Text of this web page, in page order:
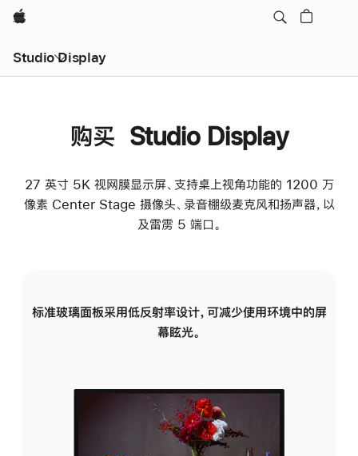
Apple
Studio Display
购买 Studio Display
27 英寸 5K 视网膜显示屏、支持桌上视角功能的 1200 万
像素 Center Stage 摄像头、录音棚级麦克风和扬声器，以
及雷雳 5 端口。
标准玻璃面板采用低反射率设计，可减少使用环境中的屏
幕眩光。